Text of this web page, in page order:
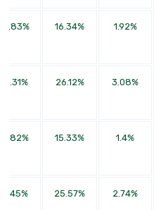
1.92%
16.34%
3.08%
26.12%
1.4%
15.33%
2.74%
25.57%